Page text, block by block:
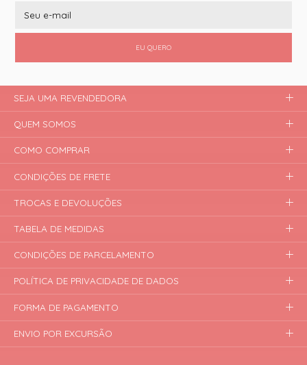
EU QUERO
SEJA UMA REVENDEDORA
QUEM SOMOS
COMO COMPRAR
CONDIÇÕES DE FRETE
TROCAS E DEVOLUÇÕES
TABELA DE MEDIDAS
CONDIÇÕES DE PARCELAMENTO
POLÍTICA DE PRIVACIDADE DE DADOS
FORMA DE PAGAMENTO
ENVIO POR EXCURSÃO